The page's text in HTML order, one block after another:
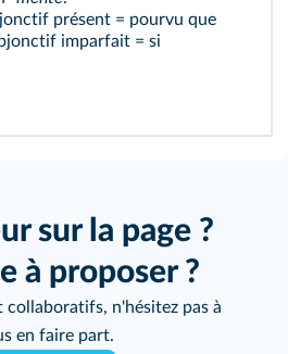
présent = pourvu que
imparfait = si
sur la page ?
à proposer ?
collaboratifs, n'hésitez pas à
en faire part.